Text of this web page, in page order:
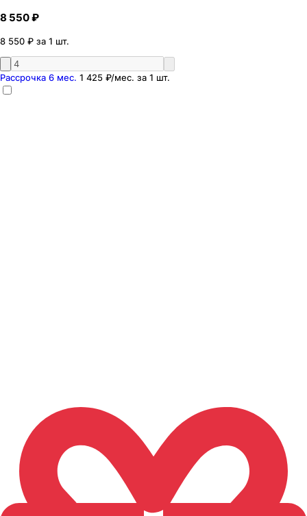
8 550 ₽
8 550 ₽ за 1 шт.
Рассрочка 6 мес. 1 425 ₽/мес. за 1 шт.